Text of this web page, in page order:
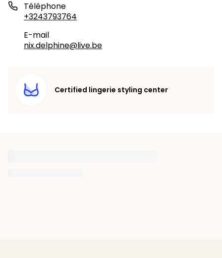
Téléphone
+3243793764
E-mail
nix.delphine@live.be
Certified lingerie styling center